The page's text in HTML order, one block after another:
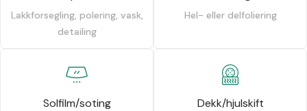
Lakkforsegling, polering, vask,
detailing
Hel- eller delfoliering
Solfilm/soting Dekk/hjulskift